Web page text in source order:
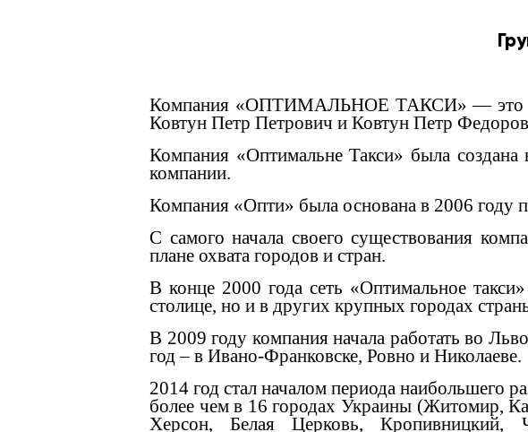
Компания «ОПТИМАЛЬНОЕ ТАКСИ» — это
Ковтун Петр Петрович и Ковтун Петр
Компания «Оптимальне Такси» была
компании.
Компания «Опти» была основана в 2006 году
С самого начала своего существования
плане охвата городов и стран.
В конце 2000 года сеть «Оптимальное
столице, но и в других крупных городах
В 2009 году компания начала работать во
год – в Ивано-Франковске, Ровно и Николаеве.
2014 год стал началом периода наибольшего
более чем в 16 городах Украины (Житомир,
Херсон, Белая Церковь, Кропивницкий,